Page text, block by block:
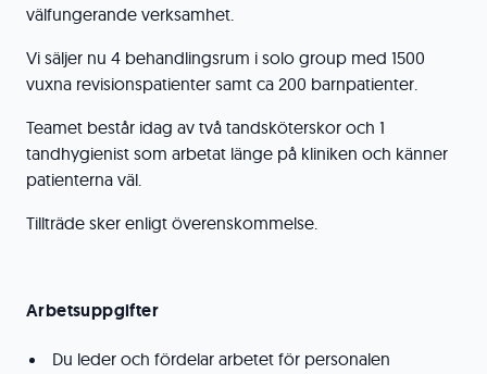
välfungerande verksamhet.
Vi säljer nu 4 behandlingsrum i solo group med 1500
vuxna revisionspatienter samt ca 200 barnpatienter.
Teamet består idag av två tandsköterskor och 1
tandhygienist som arbetat länge på kliniken och känner
patienterna väl.
Tillträde sker enligt överenskommelse.
Arbetsuppgifter
Du leder och fördelar arbetet för personalen